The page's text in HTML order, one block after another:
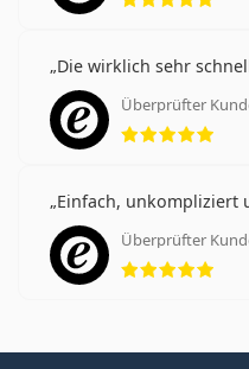
Die wirklich sehr
Überprüfter
Einfach, unkompliziert
Überprüfter